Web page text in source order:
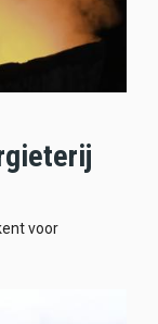
voor